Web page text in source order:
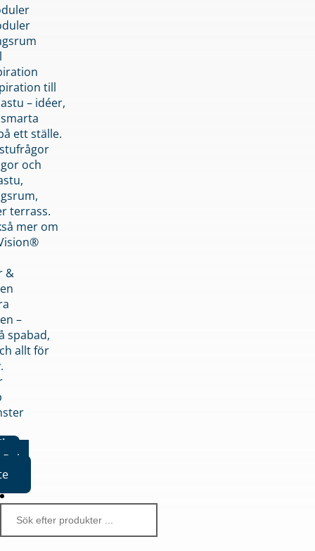
till
– idéer,
ett ställe.
och
terrass.
mer om
&
–
spabad,
allt för
Boka